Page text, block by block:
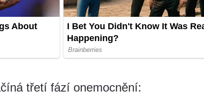
třetí fází onemocnění: